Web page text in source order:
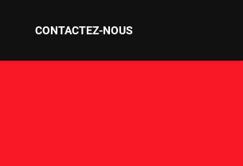
CONTACTEZ-NOUS